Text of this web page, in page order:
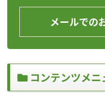
メールでの
コンテンツメニ